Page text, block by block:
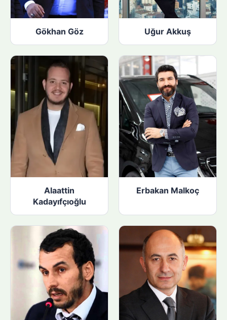
Gökhan Göz Uğur Akkuş
Alaattin
Kadayıfçıoğlu
Erbakan Malkoç